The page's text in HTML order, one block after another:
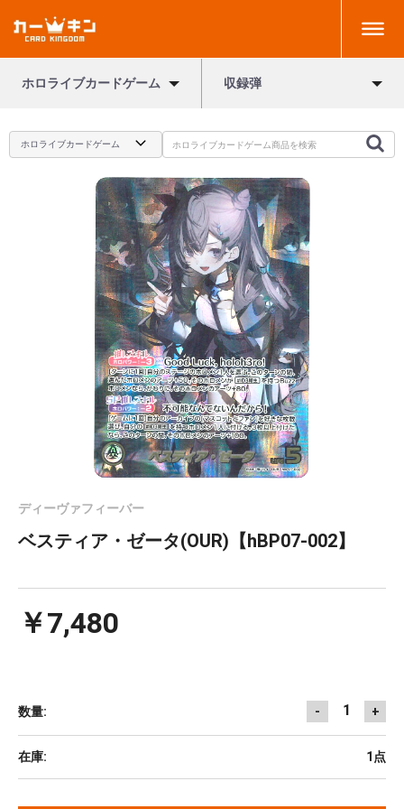
ホロライブカードゲーム 収録弾
ディーヴァフィーバー
ベスティア・ゼータ(OUR)【hBP07-002】
￥7,480
数量: - 1 +
在庫: 1点